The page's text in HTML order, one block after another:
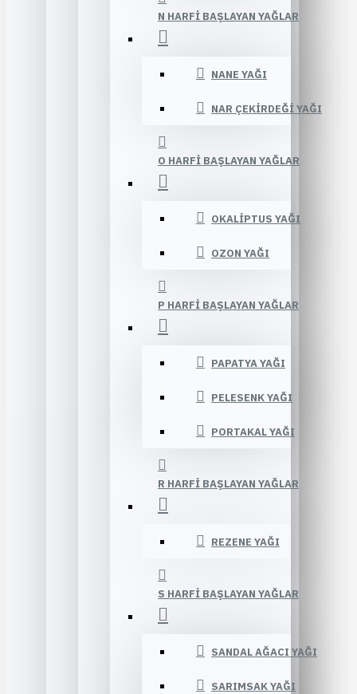
N HARFI BAŞLAYAN YAĞLAR
NANE YAĞI
NAR ÇEKIRDEĞI YAĞI
O HARFI BAŞLAYAN YAĞLAR
OKALIPTUS YAĞI
OZON YAĞI
P HARFI BAŞLAYAN YAĞLAR
PAPATYA YAĞI
PELESENK YAĞI
PORTAKAL YAĞI
R HARFI BAŞLAYAN YAĞLAR
REZENE YAĞI
S HARFI BAŞLAYAN YAĞLAR
SANDAL AĞACI YAĞI
SARIMSAK YAĞI